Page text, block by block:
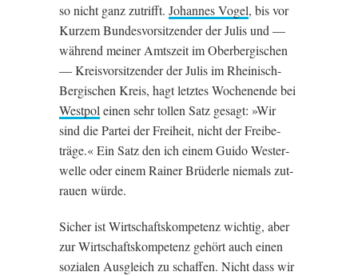
so nicht ganz zutrifft. Johannes Vogel, bis vor
Kur­zem Bundes­vorsitzender der Julis und —
während mein­er Amt­szeit im Ober­ber­gis­chen
— Kre­is­vorsitzender der Julis im Rhein­isch-
Ber­gis­chen Kre­is, hagt let­ztes Wochen­ende bei
West­pol ein­en sehr tollen Satz gesagt: »Wir
sind die Partei der Freiheit, nicht der Freibe­
träge.« Ein Satz den ich einem Guido West­er­
welle oder einem Rain­er Brüderle niemals zut­
rauen würde.
Sich­er ist Wirtschaft­skom­pet­enz wichtig, aber
zur Wirtschaft­skom­pet­enz gehört auch ein­en
sozialen Aus­gleich zu schaf­fen. Nicht dass wir